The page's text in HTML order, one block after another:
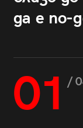
да е по-
01 /